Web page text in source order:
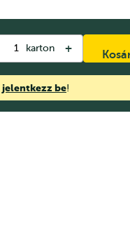
karton +
jelentkezz be!